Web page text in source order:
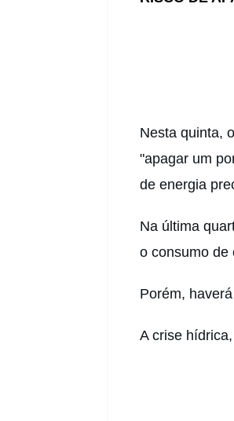
Nesta quinta,
"apagar um
de energia
Na última
o consumo de
Porém,
A crise